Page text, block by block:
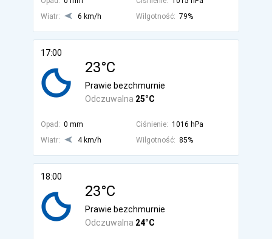
Wiatr:
6 km/h Wilgotność: 79%
17:00
23°C
Odczuwalna 25°C
Prawie bezchmurnie
Opad: 0 mm Ciśnienie: 1016 hPa
Wiatr:
4 km/h Wilgotność: 85%
18:00
23°C
Odczuwalna 24°C
Prawie bezchmurnie